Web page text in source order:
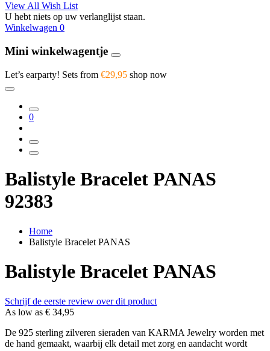
View All Wish List
U hebt niets op uw verlanglijst staan.
Winkelwagen 0
Mini winkelwagentje
Let’s earparty! Sets from €29,95 shop now
0
Balistyle Bracelet PANAS
92383
Home
Balistyle Bracelet PANAS
Balistyle Bracelet PANAS
Schrijf de eerste review over dit product
As low as € 34,95
De 925 sterling zilveren sieraden van KARMA Jewelry worden met
de hand gemaakt, waarbij elk detail met zorg en aandacht wordt